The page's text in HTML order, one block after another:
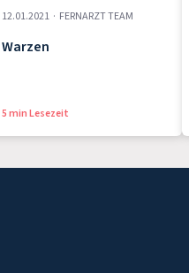
12.01.2021 · FERNARZT TEAM
Warzen
5 min Lesezeit